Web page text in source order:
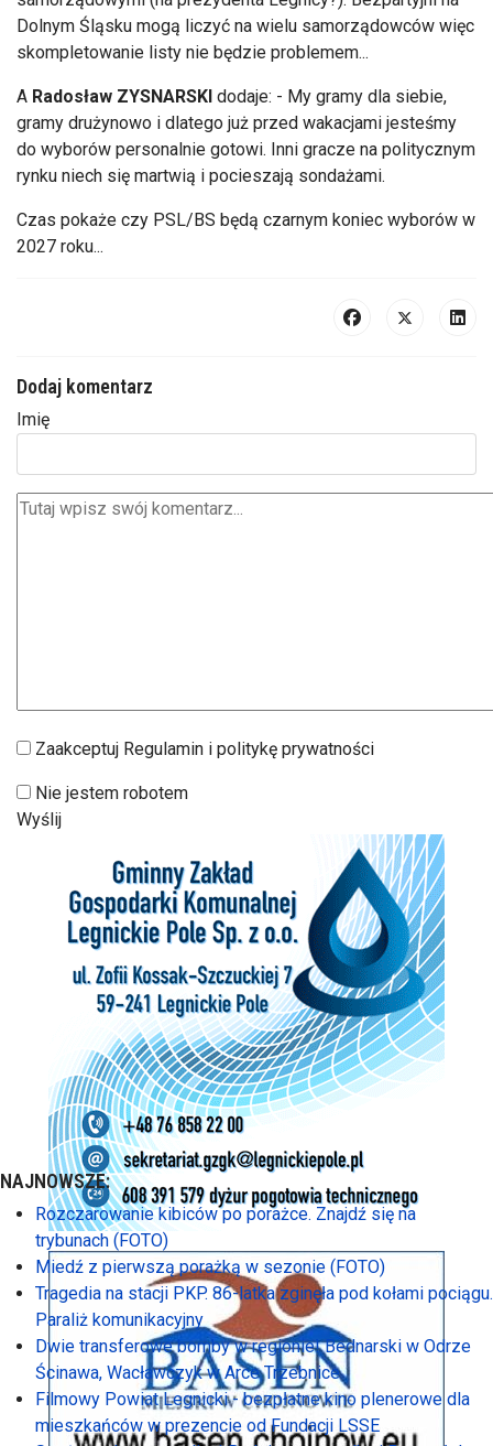
Dolnym Śląsku mogą liczyć na wielu samorządowców więc
skompletowanie listy nie będzie problemem...
A Radosław ZYSNARSKI dodaje: - My gramy dla siebie,
gramy drużynowo i dlatego już przed wakacjami jesteśmy
do wyborów personalnie gotowi. Inni gracze na politycznym
rynku niech się martwią i pocieszają sondażami.
Czas pokaże czy PSL/BS będą czarnym koniec wyborów w
2027 roku...
Dodaj komentarz
Imię
Zaakceptuj Regulamin i politykę prywatności
Nie jestem robotem
Wyślij
NAJNOWSZE:
Rozczarowanie kibiców po porażce. Znajdź się na
trybunach (FOTO)
Miedź z pierwszą porażką w sezonie (FOTO)
Tragedia na stacji PKP. 86-latka zginęła pod kołami pociągu.
Paraliż komunikacyjny
Dwie transferowe bomby w regionie! Bednarski w Odrze
Ścinawa, Wacławczyk w Arce Trzebnice
Filmowy Powiat Legnicki - bezpłatne kino plenerowe dla
mieszkańców w prezencie od Fundacji LSSE